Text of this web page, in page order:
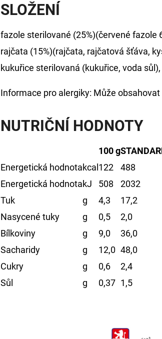
SLOŽENÍ
fazole sterilované (25%)(červené fazole
rajčata (15%)(rajčata, rajčatová šťáva,
kukuřice sterilovaná (kukuřice, voda
Informace pro alergiky: Může
NUTRIČNÍ HODNOTY
100 g
Energetická hodnotakcal122 488
Energetická hodnotakJ 508 2032
Tuk
g 4,3 17,2
Nasycené tuky
g 0,5 2,0
Bílkoviny
g 9,0 36,0
Sacharidy
g 12,0 48,0
Cukry
g 0,6 2,4
Sůl
g 0,37 1,5